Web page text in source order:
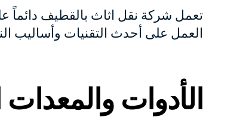
تعمل شركة نقل اثاث بالقطيف دائماً
العمل على أحدث التقنيات وأساليب
الأدوات